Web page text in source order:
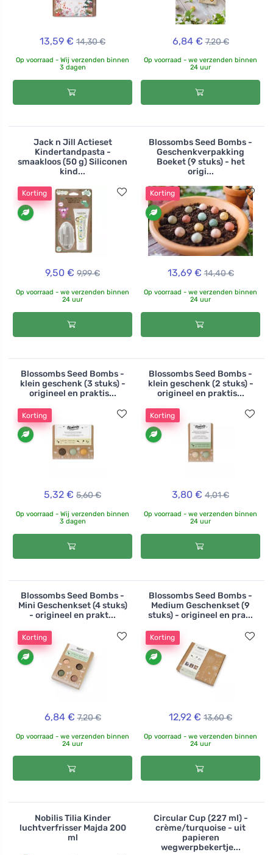
13,59 € 14,30 €
Op voorraad - Wij verzenden binnen
3 dagen
6,84 € 7,20 €
Op voorraad - we verzenden binnen
24 uur
Jack n Jill Actieset
Kindertandpasta -
smaakloos (50 g) Siliconen
kind...
Korting
9,50 € 9,99 €
Op voorraad - we verzenden binnen
24 uur
Blossombs Seed Bombs -
Geschenkverpakking
Boeket (9 stuks) - het
origi...
Korting
13,69 € 14,40 €
Op voorraad - we verzenden binnen
24 uur
Blossombs Seed Bombs -
klein geschenk (3 stuks) -
origineel en praktis...
Korting
5,32 € 5,60 €
Op voorraad - Wij verzenden binnen
3 dagen
Blossombs Seed Bombs -
klein geschenk (2 stuks) -
origineel en praktis...
Korting
3,80 € 4,01 €
Op voorraad - we verzenden binnen
24 uur
Blossombs Seed Bombs -
Mini Geschenkset (4 stuks)
- origineel en prakt...
Korting
6,84 € 7,20 €
Op voorraad - we verzenden binnen
24 uur
Blossombs Seed Bombs -
Medium Geschenkset (9
stuks) - origineel en pra...
Korting
12,92 € 13,60 €
Op voorraad - we verzenden binnen
24 uur
Nobilis Tilia Kinder
luchtverfrisser Majda 200
ml
Circular Cup (227 ml) -
crème/turquoise - uit
papieren
wegwerpbekertje...